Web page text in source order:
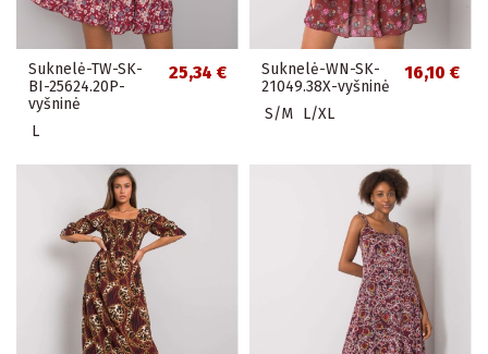
Suknelė-TW-SK-
BI-25624.20P-
vyšninė
25,34 €
L
Suknelė-WN-SK-
21049.38X-vyšninė
16,10 €
S/M L/XL